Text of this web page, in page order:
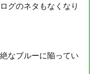
グのネタもなくなり
なブルーに陥ってい